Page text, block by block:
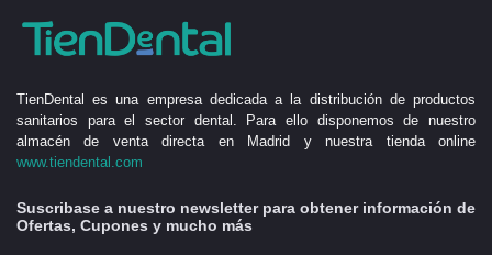
TienDental es una empresa dedicada a la distribución de productos
sanitarios para el sector dental. Para ello disponemos de nuestro
almacén de venta directa en Madrid y nuestra tienda online
www.tiendental.com
Suscribase a nuestro newsletter para obtener información de
Ofertas, Cupones y mucho más